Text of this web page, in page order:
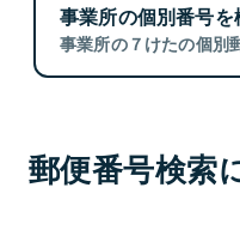
事業所の個別番号を
事業所の７けたの個別
郵便番号検索